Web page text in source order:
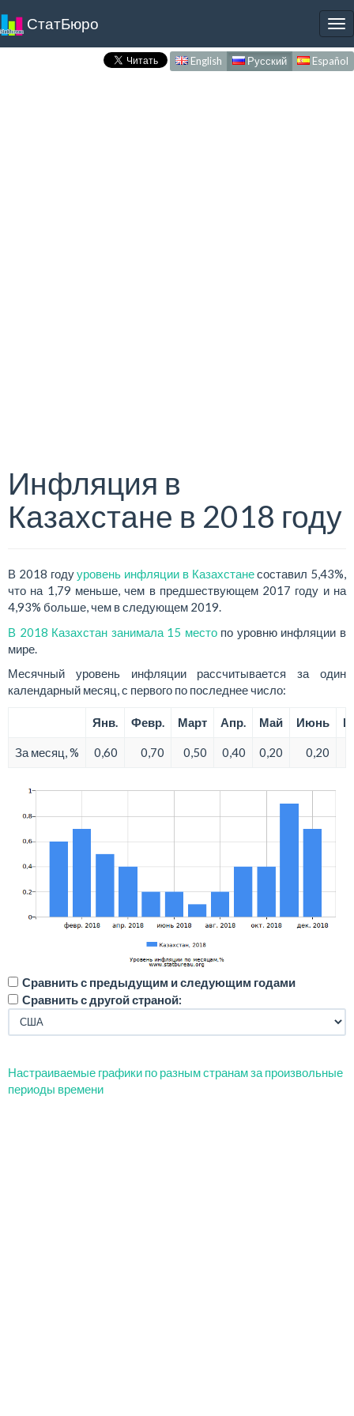
СтатБюро
English Русский Español
Инфляция в
Казахстане в 2018 году
В 2018 годууровень инфляции в Казахстанесоставил 5,43%,
что на 1,79 меньше, чем в предшествующем 2017 году и на
4,93% больше, чем в следующем 2019.
В 2018 Казахстан занимала 15 местопо уровню инфляции в
мире.
Месячный уровень инфляции рассчитывается за один
календарный месяц, с первого по последнее число:
Янв. Февр. Март Апр. Май Июнь
За месяц, % 0,60 0,70 0,50 0,40 0,20 0,20
Сравнить с предыдущим и следующим годами
Сравнить с другой страной:
Настраиваемые графики по разным странам за произвольные
периоды времени